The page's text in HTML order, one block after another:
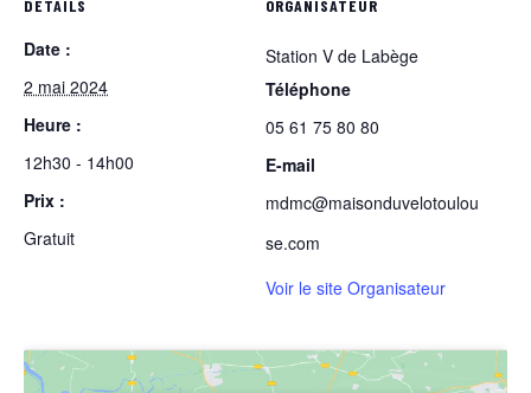
DÉTAILS
Date :
2 mai 2024
Heure :
12h30 - 14h00
Prix :
Gratuit
ORGANISATEUR
Station V de Labège
Téléphone
05 61 75 80 80
E-mail
mdmc@maisonduvelotoulou
se.com
Voir le site Organisateur